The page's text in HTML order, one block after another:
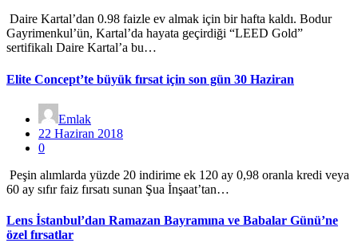
Daire Kartal’dan 0.98 faizle ev almak için bir hafta kaldı. Bodur
Gayrimenkul’ün, Kartal’da hayata geçirdiği “LEED Gold”
sertifikalı Daire Kartal’a bu…
Elite Concept’te büyük fırsat için son gün 30 Haziran
Emlak
22 Haziran 2018
0
Peşin alımlarda yüzde 20 indirime ek 120 ay 0,98 oranla kredi veya
60 ay sıfır faiz fırsatı sunan Şua İnşaat’tan…
Lens İstanbul’dan Ramazan Bayramına ve Babalar Günü’ne
özel fırsatlar